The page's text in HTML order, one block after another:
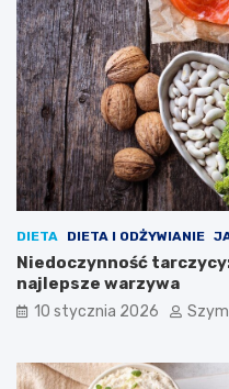
e
d
a
n
i
e
i
e
?
DIETA DIETA I ODŻYWIANIE
Niedoczynność
najlepsze warzywa
10 stycznia 2026